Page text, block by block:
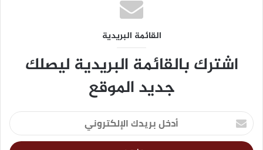
القائمة البريدية
اشترك بالقائمة البريدية ليصلك
جديد الموقع